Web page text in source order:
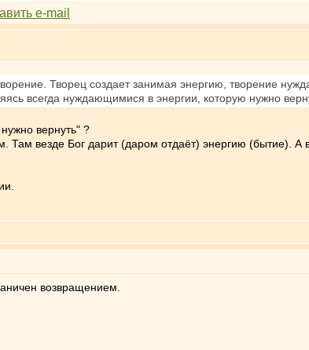
Творец создает занимая энергию, творение
всегда нуждающимися в энергии, которую нужно
вернуть" ?
Там везде Бог дарит (даром отдаёт) энергию (бытие).
возвращением.